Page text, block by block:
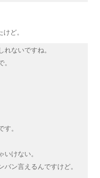
ど。
ないですね。
。
けない。
ン言えるんですけど。